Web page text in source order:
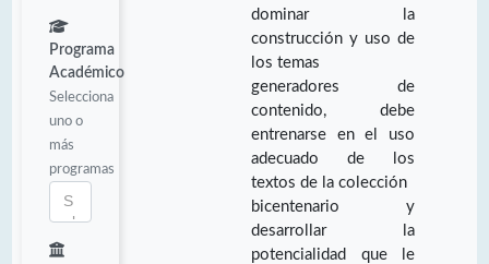
Programa
Académico
Selecciona
uno o
más
programas
dominar la
construcción y uso de
los temas
generadores de
contenido, debe
entrenarse en el uso
adecuado de los
textos de la colección
bicentenario y
desarrollar la
potencialidad que le